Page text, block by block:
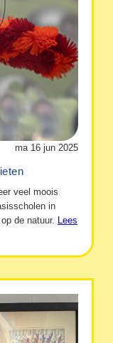
ma 16 jun 2025
veel moois
in
de natuur. Lees